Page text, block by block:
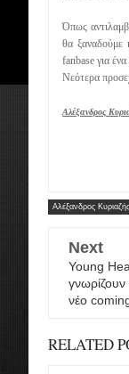
Όπως
θα ξαναδούμε
fanbase για
Νεότερα
Αλέξανδρος
Αλέξανδρος Κυριαζής
Next
Young
νέο
RELATED